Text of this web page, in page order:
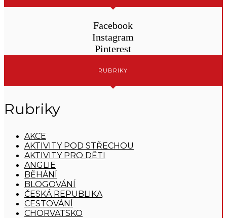
Facebook
Instagram
Pinterest
RUBRIKY
Rubriky
AKCE
AKTIVITY POD STŘECHOU
AKTIVITY PRO DĚTI
ANGLIE
BĚHÁNÍ
BLOGOVÁNÍ
ČESKÁ REPUBLIKA
CESTOVÁNÍ
CHORVATSKO